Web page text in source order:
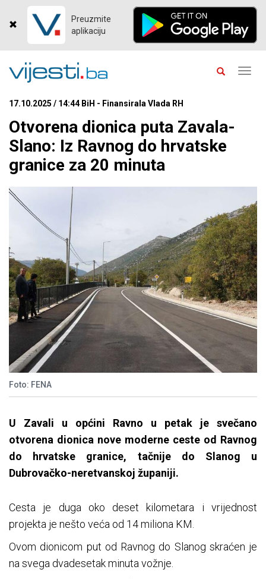
Preuzmite
aplikaciju
17.10.2025 / 14:44 BiH - Finansirala Vlada RH
Otvorena dionica puta Zavala-
Slano: Iz Ravnog do hrvatske
granice za 20 minuta
Foto: FENA
U Zavali u općini Ravno u petak je svečano
otvorena dionica nove moderne ceste od Ravnog
do hrvatske granice, tačnije do Slanog u
Dubrovačko-neretvanskoj županiji.
Cesta je duga oko deset kilometara i vrijednost
projekta je nešto veća od 14 miliona KM.
Ovom dionicom put od Ravnog do Slanog skraćen je
na svega dvadesetak minuta vožnje.